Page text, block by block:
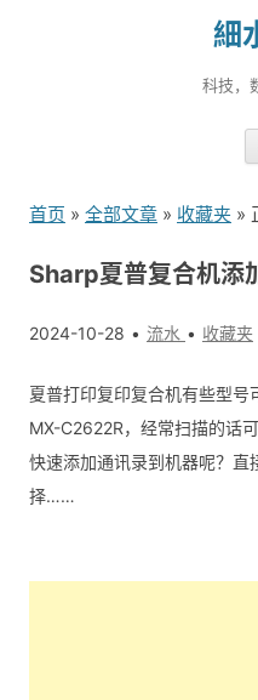
細
科技，
首页 » 全部文章 » 收藏夹 »
Sharp夏普复合机添
2024-10-28 流水 收藏夹
夏普打印复印复合机有些型号
MX-C2622R，经常扫描的话
快速添加通讯录到机器呢？直
择……